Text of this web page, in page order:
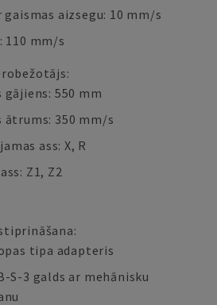
gaismas aizsegu: 10 mm/s
110 mm/s
gājiens: 550 mm
ātrums: 350 mm/s
ass: X, R
Z1, Z2
tipa adapteris
S-3 galds ar mehānisku